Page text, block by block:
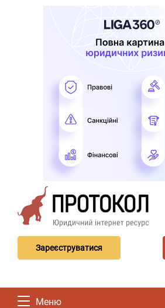
Зареєструватися
Меню